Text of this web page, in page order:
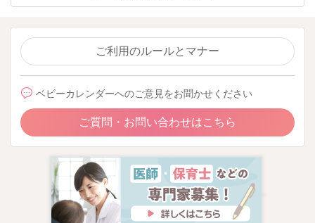
ご利用のルールとマナー
ベビーカレンダーへのご意見をお聞かせください
ご質問・お問い合わせはこちら